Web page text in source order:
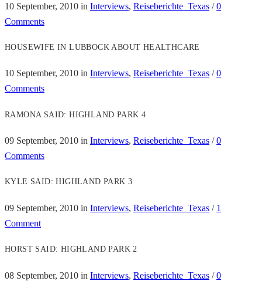
10 September, 2010 in Interviews, Reiseberichte_Texas /0
Comments
HOUSEWIFE IN LUBBOCK ABOUT HEALTHCARE
10 September, 2010 in Interviews, Reiseberichte_Texas /0
Comments
RAMONA SAID: HIGHLAND PARK 4
09 September, 2010 in Interviews, Reiseberichte_Texas /0
Comments
KYLE SAID: HIGHLAND PARK 3
09 September, 2010 in Interviews, Reiseberichte_Texas / 1
Comment
HORST SAID: HIGHLAND PARK 2
08 September, 2010 in Interviews, Reiseberichte_Texas /0